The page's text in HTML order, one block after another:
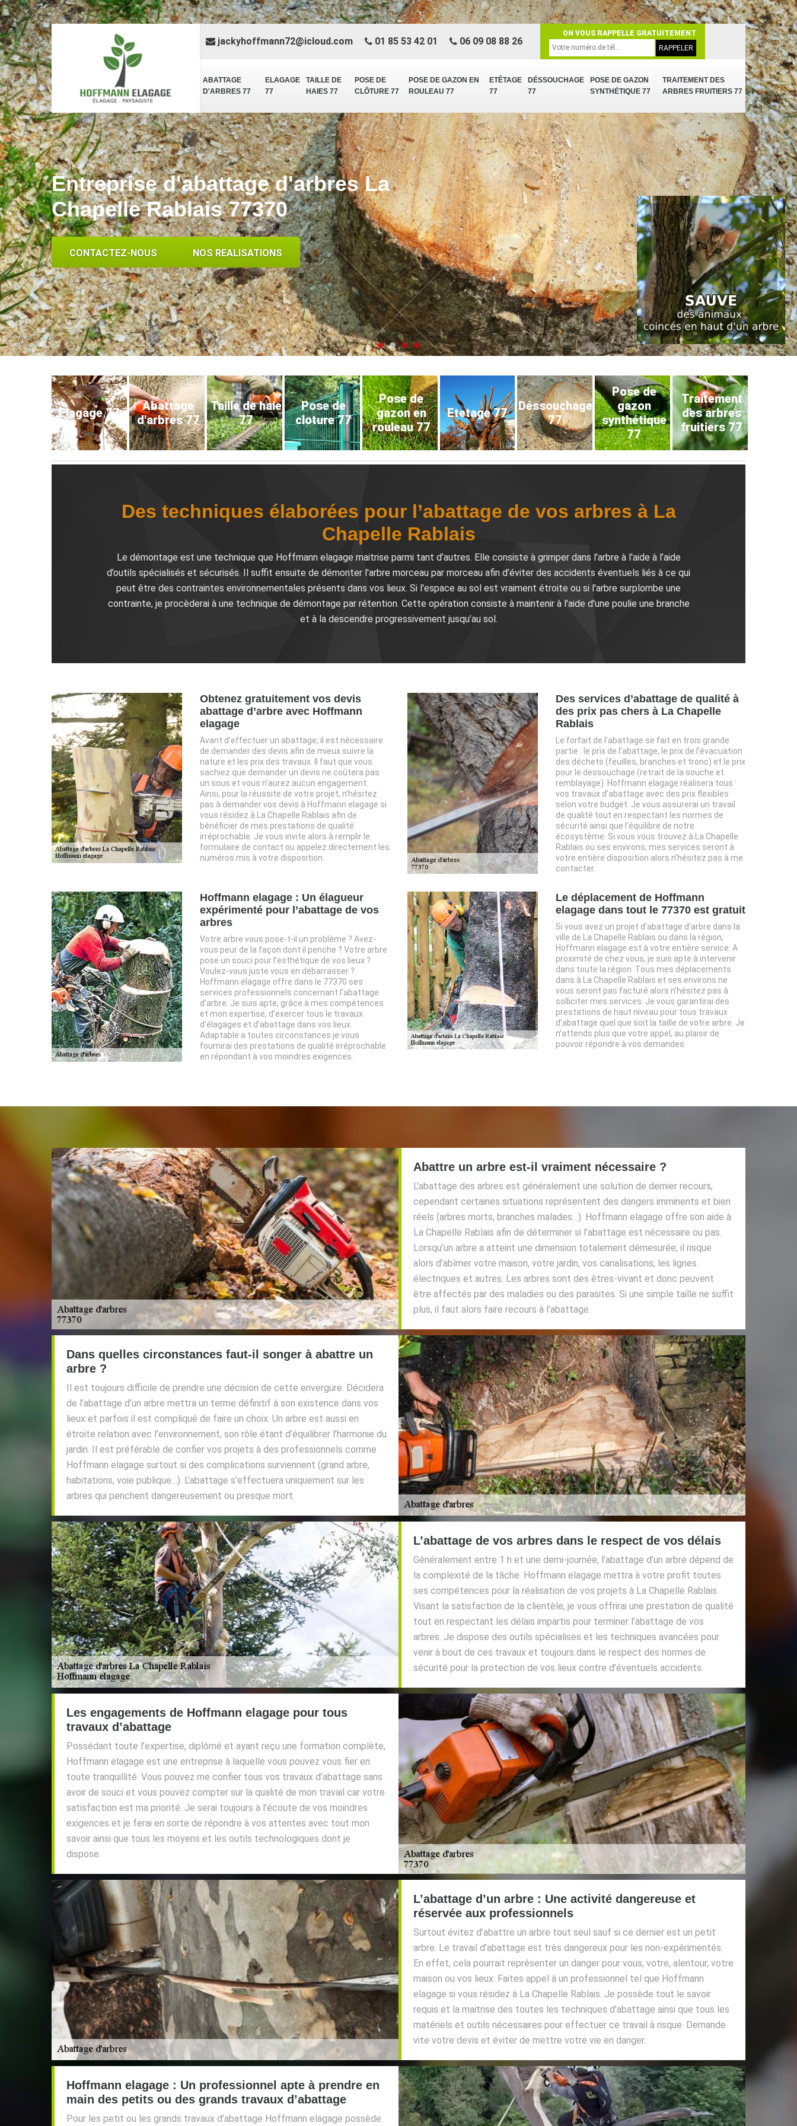
ABATTAGE
D'ARBRES 77
ELAGAGE
77
TAILLE DE
HAIES 77
POSE DE
CLÔTURE 77
POSE DE GAZON EN
ROULEAU 77
ETÊTAGE
77
DÉSSOUCHAGE
77
POSE DE GAZON
SYNTHÉTIQUE 77
TRAITEMENT DES
ARBRES FRUITIERS 77
jackyhoffmann72@icloud.com 01 85 53 42 01 06 09 08 88 26
ON VOUS RAPPELLE GRATUITEMENT
Entreprise d'abattage d'arbres La
Chapelle Rablais 77370
CONTACTEZ-NOUS NOS REALISATIONS
Elagage 77
Abattage
d'arbres 77
Taille de haie
77
Pose de
cloture 77
Pose de
gazon en
rouleau 77
Etetage 77
Déssouchage
77
Pose de
gazon
synthétique
77
Traitement
des arbres
fruitiers 77
Des techniques élaborées pour l’abattage de vos arbres à La
Chapelle Rablais
Le démontage est une technique que Hoffmann elagage maitrise parmi tant d’autres. Elle consiste à grimper dans l'arbre à l'aide à l’aide
d’outils spécialisés et sécurisés. Il suffit ensuite de démonter l'arbre morceau par morceau afin d’éviter des accidents éventuels liés à ce qui
peut être des contraintes environnementales présents dans vos lieux. Si l'espace au sol est vraiment étroite ou si l'arbre surplombe une
contrainte, je procèderai à une technique de démontage par rétention. Cette opération consiste à maintenir à l'aide d'une poulie une branche
et à la descendre progressivement jusqu’au sol.
Obtenez gratuitement vos devis
abattage d’arbre avec Hoffmann
elagage
Avant d’effectuer un abattage, il est nécessaire
de demander des devis afin de mieux suivre la
nature et les prix des travaux. Il faut que vous
sachiez que demander un devis ne coûtera pas
un sous et vous n’aurez aucun engagement.
Ainsi, pour la réussite de votre projet, n’hésitez
pas à demander vos devis à Hoffmann elagage si
vous résidez à La Chapelle Rablais afin de
bénéficier de mes prestations de qualité
irréprochable. Je vous invite alors à remplir le
formulaire de contact ou appelez directement les
numéros mis à votre disposition.
Des services d’abattage de qualité à
des prix pas chers à La Chapelle
Rablais
Le forfait de l’abattage se fait en trois grande
partie : le prix de l’abattage, le prix de l’évacuation
des déchets (feuilles, branches et tronc) et le prix
pour le dessouchage (retrait de la souche et
remblayage). Hoffmann elagage réalisera tous
vos travaux d’abattage avec des prix flexibles
selon votre budget. Je vous assurerai un travail
de qualité tout en respectant les normes de
sécurité ainsi que l’équilibre de notre
écosystème. Si vous vous trouvez à La Chapelle
Rablais ou ses environs, mes services seront à
votre entière disposition alors n’hésitez pas à me
contacter.
Hoffmann elagage : Un élagueur
expérimenté pour l’abattage de vos
arbres
Votre arbre vous pose-t-il un problème ? Avez-
vous peur de la façon dont il penche ? Votre arbre
pose un souci pour l’esthétique de vos lieux ?
Voulez-vous juste vous en débarrasser ?
Hoffmann elagage offre dans le 77370 ses
services professionnels concernant l’abattage
d’arbre. Je suis apte, grâce à mes compétences
et mon expertise, d’exercer tous le travaux
d’élagages et d’abattage dans vos lieux.
Adaptable a toutes circonstances je vous
fournirai des prestations de qualité irréprochable
en répondant à vos moindres exigences.
Le déplacement de Hoffmann
elagage dans tout le 77370 est gratuit
Si vous avez un projet d’abattage d’arbre dans la
ville de La Chapelle Rablais ou dans la région,
Hoffmann elagage est à votre entière service. A
proximité de chez vous, je suis apte à intervenir
dans toute la région. Tous mes déplacements
dans à La Chapelle Rablais et ses environs ne
vous seront pas facturé alors n’hésitez pas à
solliciter mes services. Je vous garantirai des
prestations de haut niveau pour tous travaux
d’abattage quel que soit la taille de votre arbre. Je
n’attends plus que votre appel, au plaisir de
pouvoir répondre à vos demandes.
Abattre un arbre est-il vraiment nécessaire ?
L'abattage des arbres est généralement une solution de dernier recours,
cependant certaines situations représentent des dangers imminents et bien
réels (arbres morts, branches malades…). Hoffmann elagage offre son aide à
La Chapelle Rablais afin de déterminer si l’abattage est nécessaire ou pas.
Lorsqu’un arbre a atteint une dimension totalement démesurée, il risque
alors d’abîmer votre maison, votre jardin, vos canalisations, les lignes
électriques et autres. Les arbres sont des êtres-vivant et donc peuvent
être affectés par des maladies ou des parasites. Si une simple taille ne suffit
plus, il faut alors faire recours à l’abattage.
Dans quelles circonstances faut-il songer à abattre un
arbre ?
Il est toujours difficile de prendre une décision de cette envergure. Décidera
de l’abattage d’un arbre mettra un terme définitif à son existence dans vos
lieux et parfois il est compliqué de faire un choix. Un arbre est aussi en
étroite relation avec l’environnement, son rôle étant d’équilibrer l’harmonie du
jardin. Il est préférable de confier vos projets à des professionnels comme
Hoffmann elagage surtout si des complications surviennent (grand arbre,
habitations, voie publique…). L’abattage s’effectuera uniquement sur les
arbres qui penchent dangereusement ou presque mort.
L’abattage de vos arbres dans le respect de vos délais
Généralement entre 1 h et une demi-journée, l’abattage d’un arbre dépend de
la complexité de la tâche. Hoffmann elagage mettra à votre profit toutes
ses compétences pour la réalisation de vos projets à La Chapelle Rablais.
Visant la satisfaction de la clientèle, je vous offrirai une prestation de qualité
tout en respectant les délais impartis pour terminer l’abattage de vos
arbres. Je dispose des outils spécialises et les techniques avancées pour
venir à bout de ces travaux et toujours dans le respect des normes de
sécurité pour la protection de vos lieux contre d’éventuels accidents.
Les engagements de Hoffmann elagage pour tous
travaux d’abattage
Possédant toute l’expertise, diplômé et ayant reçu une formation complète,
Hoffmann elagage est une entreprise à laquelle vous pouvez vous fier en
toute tranquillité. Vous pouvez me confier tous vos travaux d’abattage sans
avoir de souci et vous pouvez compter sur la qualité de mon travail car votre
satisfaction est ma priorité. Je serai toujours à l’écoute de vos moindres
exigences et je ferai en sorte de répondre à vos attentes avec tout mon
savoir ainsi que tous les moyens et les outils technologiques dont je
dispose.
L’abattage d’un arbre : Une activité dangereuse et
réservée aux professionnels
Surtout évitez d’abattre un arbre tout seul sauf si ce dernier est un petit
arbre. Le travail d’abattage est très dangereux pour les non-expérimentés.
En effet, cela pourrait représenter un danger pour vous, votre, alentour, votre
maison ou vos lieux. Faites appel à un professionnel tel que Hoffmann
elagage si vous résidez à La Chapelle Rablais. Je possède tout le savoir
requis et la maitrise des toutes les techniques d’abattage ainsi que tous les
matériels et outils nécessaires pour effectuer ce travail à risque. Demande
vite votre devis et éviter de mettre votre vie en danger.
Hoffmann elagage : Un professionnel apte à prendre en
main des petits ou des grands travaux d’abattage
Pour les petit ou les grands travaux d’abattage Hoffmann elagage possède